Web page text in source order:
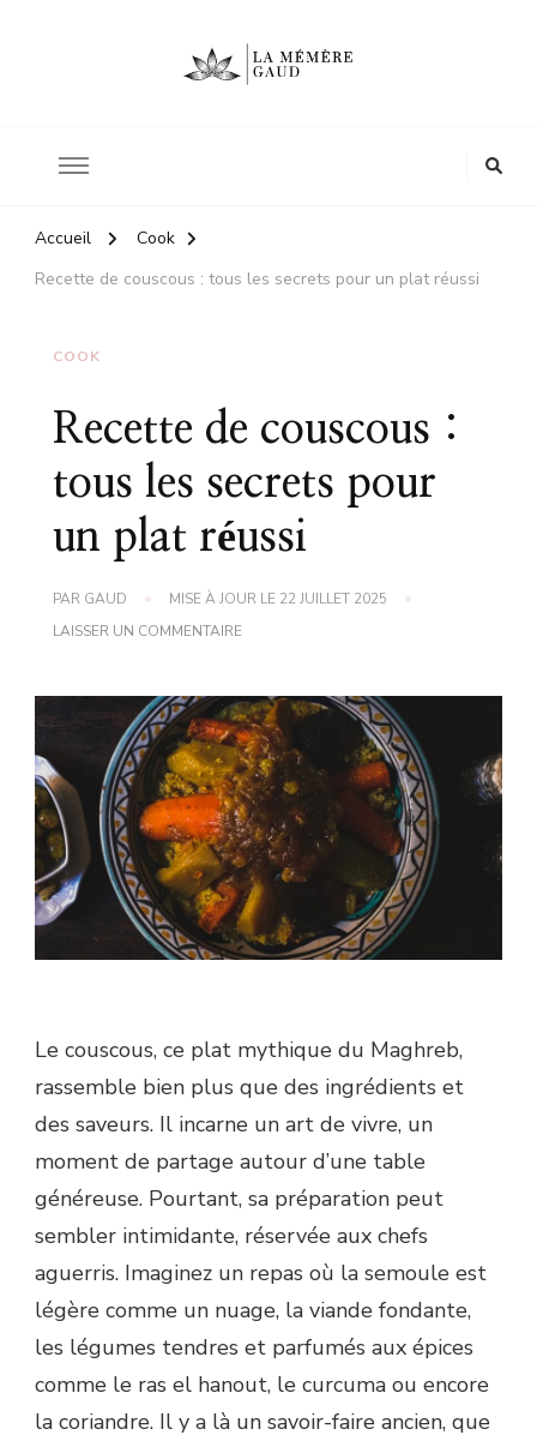
Accueil
Cook
Recette de couscous : tous les secrets pour un plat réussi
COOK
Recette de couscous :
tous les secrets pour
un plat réussi
PAR GAUD MISE À JOUR LE 22 JUILLET 2025
LAISSER UN COMMENTAIRESUR
COUSCOUS
:
TOUS
LES
SECRETS
POUR
UN
PLAT
RÉUSSI
Le couscous, ce plat mythique du Maghreb,
rassemble bien plus que des ingrédients et
des saveurs. Il incarne un art de vivre, un
moment de partage autour d’une table
généreuse. Pourtant, sa préparation peut
sembler intimidante, réservée aux chefs
aguerris. Imaginez un repas où la semoule est
légère comme un nuage, la viande fondante,
les légumes tendres et parfumés aux épices
comme le ras el hanout, le curcuma ou encore
la coriandre. Il y a là un savoir-faire ancien, que